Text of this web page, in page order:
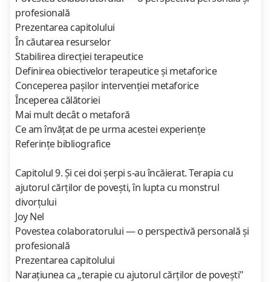
profesională
Prezentarea capitolului
În căutarea resurselor
Stabilirea direcţiei terapeutice
Definirea obiectivelor terapeutice şi metaforice
Conceperea paşilor intervenţiei metaforice
Începerea călătoriei
Mai mult decât o metaforă
Ce am învăţat de pe urma acestei experienţe
Referinţe bibliografice
Capitolul 9. Şi cei doi şerpi s-au încăierat. Terapia cu
ajutorul cărţilor de poveşti, în lupta cu monstrul
divorţului
Joy Nel
Povestea colaboratorului — o perspectivă personală şi
profesională
Prezentarea capitolului
Naraţiunea ca „terapie cu ajutorul cărţilor de poveşti"